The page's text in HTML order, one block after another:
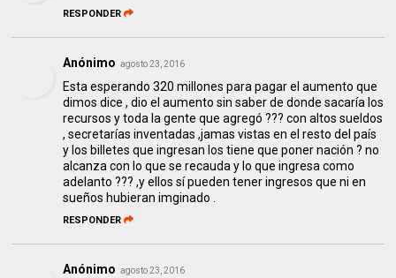
RESPONDER
Anónimo agosto 23, 2016
Esta esperando 320 millones para pagar el aumento que
dimos dice , dio el aumento sin saber de donde sacaría los
recursos y toda la gente que agregó ??? con altos sueldos
, secretarías inventadas ,jamas vistas en el resto del país
y los billetes que ingresan los tiene que poner nación ? no
alcanza con lo que se recauda y lo que ingresa como
adelanto ??? ,y ellos sí pueden tener ingresos que ni en
sueños hubieran imginado .
RESPONDER
Anónimo agosto 23, 2016